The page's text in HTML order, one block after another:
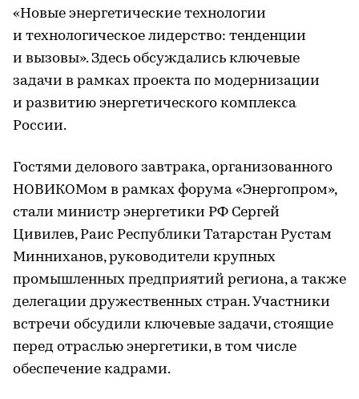
«Новые энергетические технологии
и технологическое лидерство: тенденции
и вызовы». Здесь обсуждались ключевые
задачи в рамках проекта по модернизации
и развитию энергетического комплекса
России.
Гостями делового завтрака, организованного
НОВИКОМом в рамках форума «Энергопром»,
стали министр энергетики РФ Сергей
Цивилев, Раис Республики Татарстан Рустам
Минниханов, руководители крупных
промышленных предприятий региона, а также
делегации дружественных стран. Участники
встречи обсудили ключевые задачи, стоящие
перед отраслью энергетики, в том числе
обеспечение кадрами.